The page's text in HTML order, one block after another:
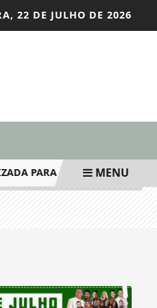
22 DE JULHO DE 2026
PARA A POPULAÇÃO DE
MENU